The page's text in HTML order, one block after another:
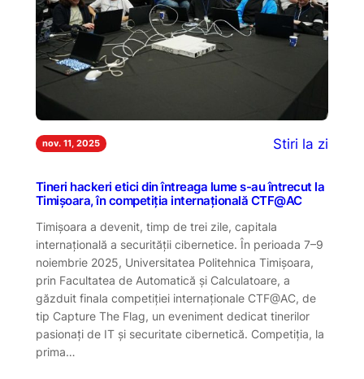
nov. 11, 2025 Stiri la zi
Tineri hackeri etici din întreaga lume s-au întrecut la
Timișoara, în competiția internațională CTF@AC
Timișoara a devenit, timp de trei zile, capitala
internațională a securității cibernetice. În perioada 7–9
noiembrie 2025, Universitatea Politehnica Timișoara,
prin Facultatea de Automatică și Calculatoare, a
găzduit finala competiției internaționale CTF@AC, de
tip Capture The Flag, un eveniment dedicat tinerilor
pasionați de IT și securitate cibernetică. Competiția, la
prima…